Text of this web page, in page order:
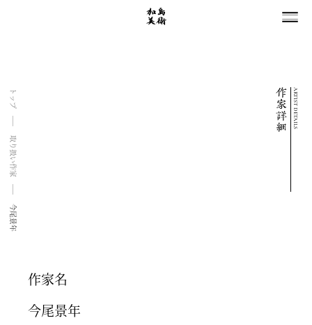
トップ
取り扱い作家
今尾景年
ARTIST DETAILS
作家名
今尾景年